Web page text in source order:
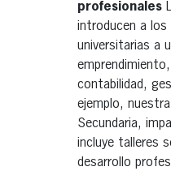
profesionales
introducen a los
universitarias a
contabilidad,
ejemplo,
Secundaria,
incluye talleres
desarrollo